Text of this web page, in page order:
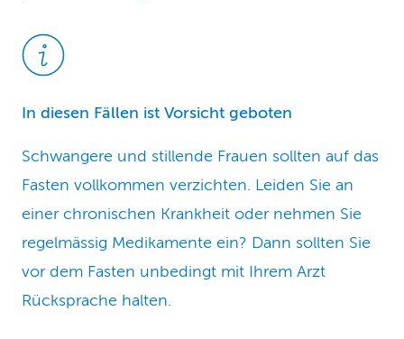
In diesen Fällen ist Vorsicht geboten
Schwangere und stillende Frauen sollten auf das
Fasten vollkommen verzichten. Leiden Sie an
einer chronischen Krankheit oder nehmen Sie
regelmässig Medikamente ein? Dann sollten Sie
vor dem Fasten unbedingt mit Ihrem Arzt
Rücksprache halten.